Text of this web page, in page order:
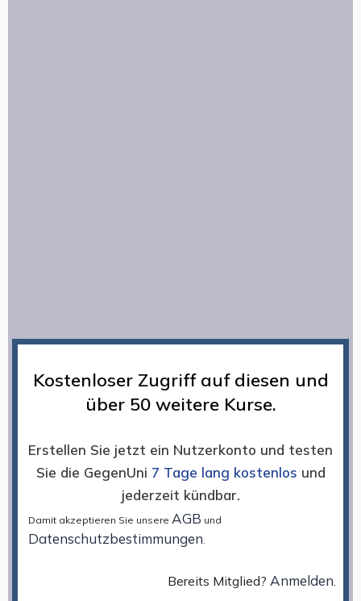
Kostenloser Zugriff auf diesen und
über 50 weitere Kurse.
Erstellen Sie jetzt ein Nutzerkonto und testen
Sie die GegenUni 7 Tage lang kostenlos und
jederzeit kündbar.
Damit akzeptieren Sie unsere AGB und
Datenschutzbestimmungen
Bereits Mitglied? Anmelden